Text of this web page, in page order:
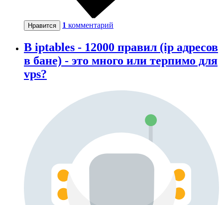
Нравится 1 комментарий
В iptables - 12000 правил (ip адресов
в бане) - это много или терпимо для
vps?